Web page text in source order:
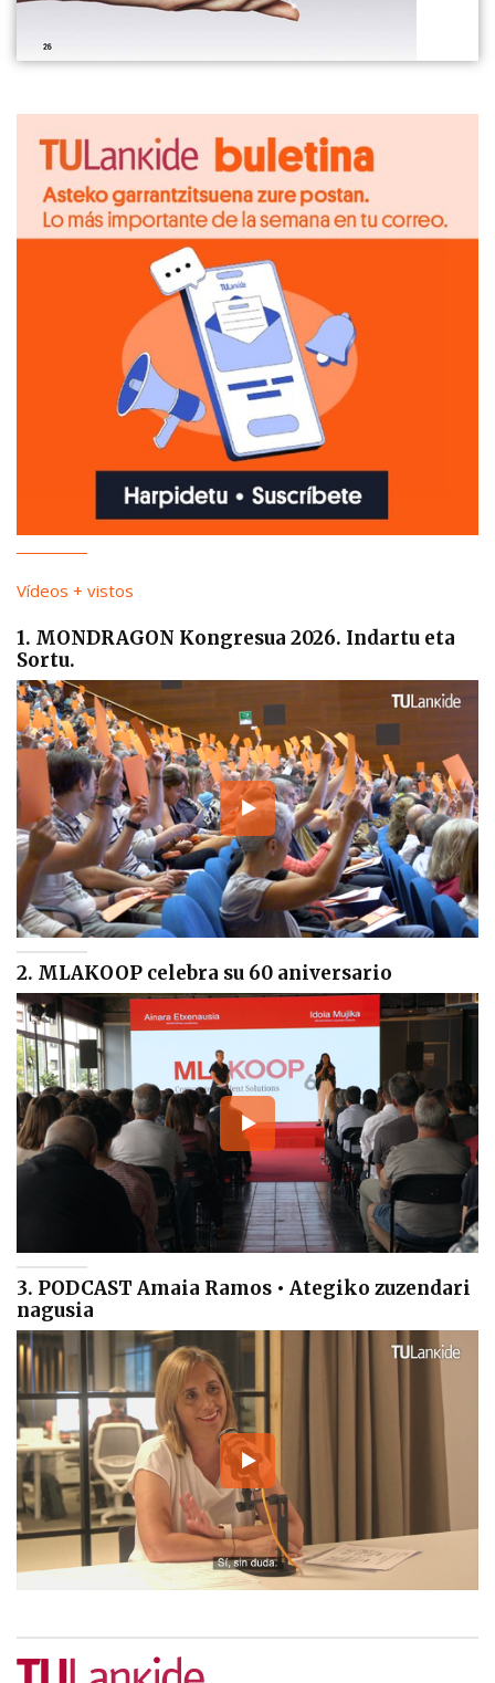
Vídeos + vistos
1. MONDRAGON Kongresua 2026. Indartu eta
Sortu.
2. MLAKOOP celebra su 60 aniversario
3. PODCAST Amaia Ramos • Ategiko zuzendari
nagusia